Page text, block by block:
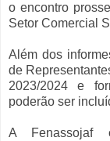
o encontro
Setor Comercial
Além dos
de
2023/2024 e
poderão ser
A Fenassojaf